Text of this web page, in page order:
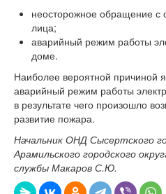
неосторожное обращение с
лица;
аварийный режим работы
доме.
Наиболее вероятной причиной
аварийный режим работы
в результате чего произошло
развитие пожара.
Начальник ОНД Сысертского
Арамильского городского
службы Макаров С.Ю.